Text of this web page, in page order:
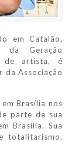
em Catalão,
Geração
de artista, é
da Associação
Brasília nos
parte de sua
Brasília. Sua
totalitarismo.